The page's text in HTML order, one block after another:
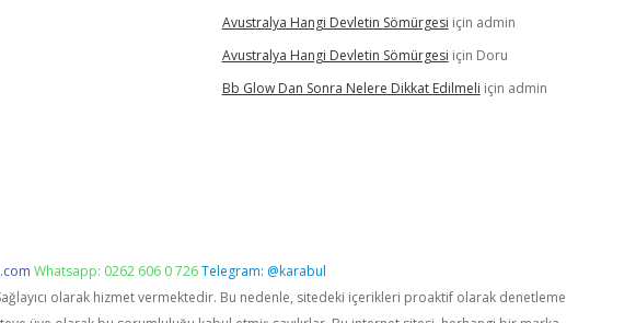
Avustralya Hangi Devletin Sömürgesi için admin
Avustralya Hangi Devletin Sömürgesi için Doru
Bb Glow Dan Sonra Nelere Dikkat Edilmeli için admin
Whatsapp: 0262 606 0 726Telegram: @karabul
olarak hizmet vermektedir. Bu nedenle, sitedeki içerikleri proaktif olarak denetleme